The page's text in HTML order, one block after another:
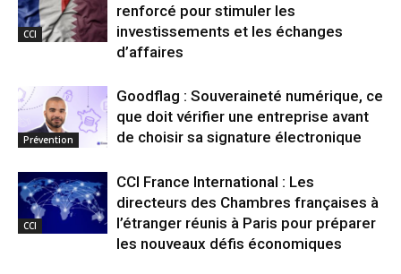
CCI
renforcé pour stimuler les
investissements et les échanges
d’affaires
Prévention
Goodflag : Souveraineté numérique, ce
que doit vérifier une entreprise avant
de choisir sa signature électronique
CCI
CCI France International : Les
directeurs des Chambres françaises à
l’étranger réunis à Paris pour préparer
les nouveaux défis économiques